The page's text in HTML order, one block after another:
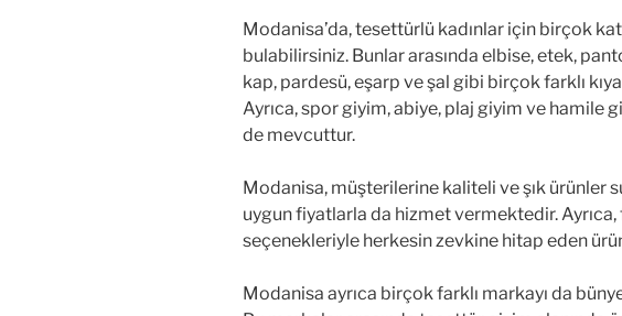
Modanisa’da, tesettürlü kadınlar için birçok
bulabilirsiniz. Bunlar arasında elbise, etek,
kap, pardesü, eşarp ve şal gibi birçok farklı
Ayrıca, spor giyim, abiye, plaj giyim ve hamile
de mevcuttur.
Modanisa, müşterilerine kaliteli ve şık ürünler
uygun fiyatlarla da hizmet vermektedir. Ayrıca,
seçenekleriyle herkesin zevkine hitap eden
Modanisa ayrıca birçok farklı markayı da